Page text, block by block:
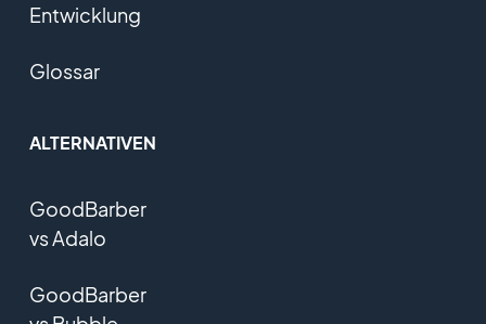
Entwicklung
Glossar
ALTERNATIVEN
GoodBarber
vs Adalo
GoodBarber